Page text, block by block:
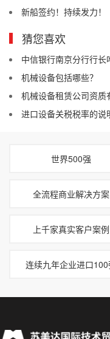
新船签约！持续发力！
猜您喜欢
中信银行南京分行行
机械设备包括哪些？
机械设备租赁公司资质
进口设备关税税率的说
世界500强
全流程商业解决方案
上千家真实客户案例
连续九年企业进口100